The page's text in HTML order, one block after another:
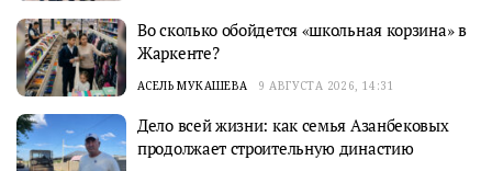
Во сколько обойдется «школьная корзина» в
Жаркенте?
АСЕЛЬ МУКАШЕВА 9 АВГУСТА 2026, 14:31
Дело всей жизни: как семья Азанбековых
продолжает строительную династию